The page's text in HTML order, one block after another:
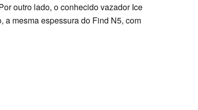
outro lado, o conhecido vazador Ice
a mesma espessura do Find N5, com